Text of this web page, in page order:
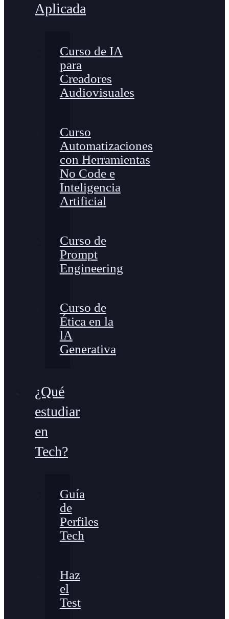
Aplicada
Curso de IA
para
Creadores
Audiovisuales
Curso
Automatizaciones
con Herramientas
No Code e
Inteligencia
Artificial
Curso de
Prompt
Engineering
Curso de
Ética en la
lA
Generativa
¿Qué
estudiar
en
Tech?
Guía
de
Perfiles
Tech
Haz
el
Test